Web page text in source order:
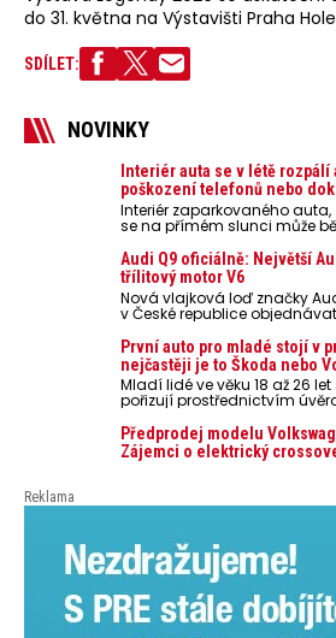
do 31. května na Výstavišti Praha
SDÍLET:
NOVINKY
Interiér auta se v létě rozpálí
poškození telefonů nebo
Interiér zaparkovaného
se na přímém slunci může
nebezpečí pro odložené
nebo notebooky. Můžou
poškodit elektroniku a ve
zvýšit riziko požáru.
Audi Q9 oficiálně: Největší
třílitový motor V6
Nová vlajková loď značky
v České republice
První auto pro mladé stojí v
nejčastěji je to Škoda nebo
Mladí lidé ve věku 18 až 26
pořizují prostřednictvím
auto. Průměrná pořizovací
tisíc korun a průměrná
přesahuje 251 tisíc korun.
Předprodej modelu
Zájemci o elektrický
Reklama